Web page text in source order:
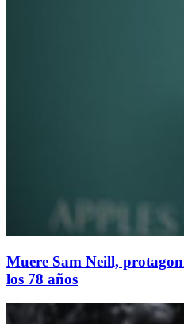
Muere Sam Neill,
los 78 años